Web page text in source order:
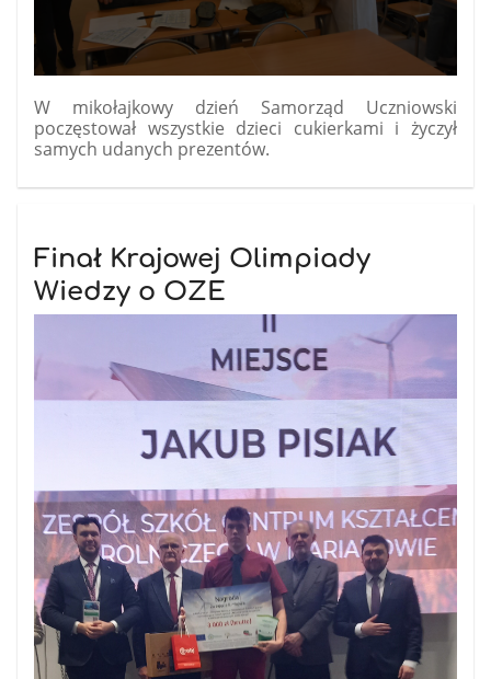
W mikołajkowy dzień Samorząd Uczniowski
poczęstował wszystkie dzieci cukierkami i życzył
samych udanych prezentów.
Finał Krajowej Olimpiady
Wiedzy o OZE